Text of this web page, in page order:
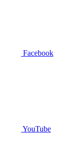
Facebook
YouTube